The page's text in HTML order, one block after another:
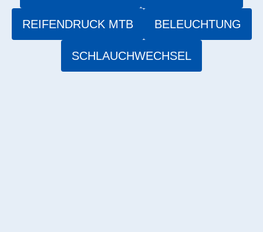
REIFENDRUCK MTB BELEUCHTUNG
SCHLAUCHWECHSEL